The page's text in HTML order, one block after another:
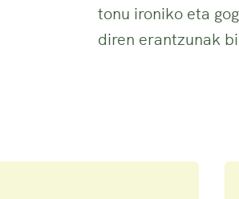
tonu ironiko eta
diren erantzunak